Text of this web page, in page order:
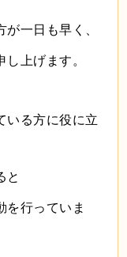
一日も早く、
上げます。
いる方に役に立
と
を行っていま